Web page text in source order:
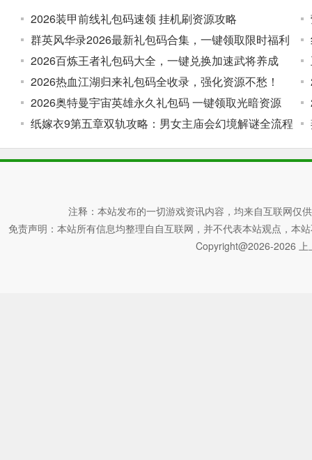
2026装甲前线礼包码速领 挂机刷资源攻略
群英风华录2026最新礼包码合集，一键领取限时福利
2026百炼王者礼包码大全，一键兑换加速武将养成
2026热血江湖归来礼包码全收录，强化资源不愁！
2026奥特曼宇宙英雄永久礼包码 一键领取光暗资源
纸嫁衣9第五章双轨攻略：男女主庙会幻境解谜全流程
注释：本站发布的一切游戏资讯内容，均来自互联网仅
免责声明：本站所有信息均整理自自互联网，并不代表本站观点，本
Copyright@2026-2026